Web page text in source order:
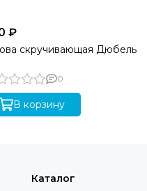
₽
скручивающая Дюбель
0
В корзину
Каталог